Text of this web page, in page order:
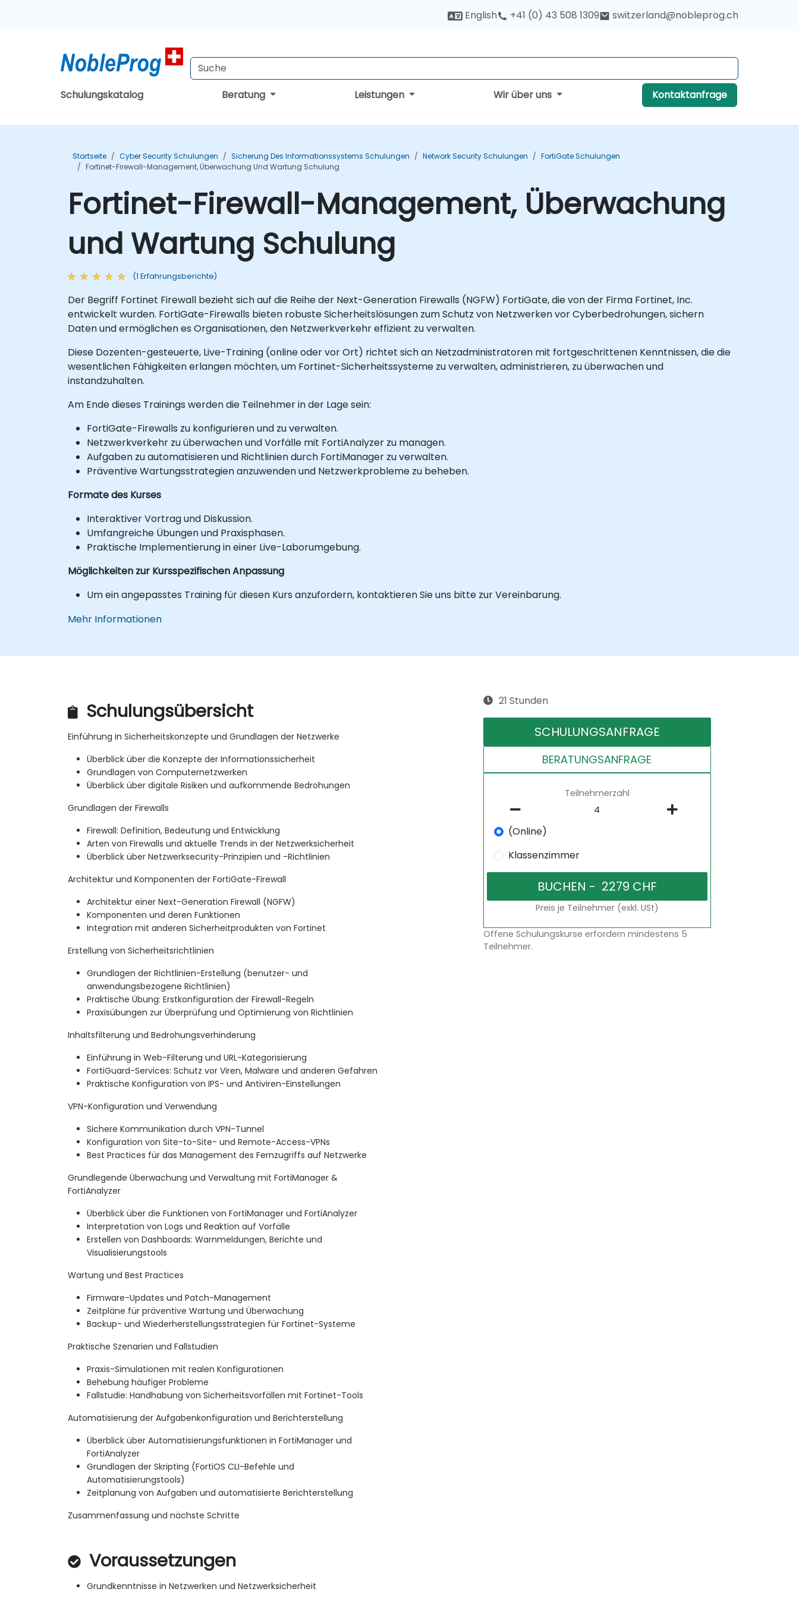
English +41 (0) 43 508 1309 switzerland@nobleprog.ch
Schulungskatalog Beratung Leistungen Wir über uns Kontaktanfrage
Startseite Cyber Security Schulungen Sicherung Des Informationssystems Schulungen Network Security Schulungen
FortiGate Schulungen
Fortinet-Firewall-Management, Überwachung Und Wartung Schulung
Fortinet-Firewall-Management, Überwachung
und Wartung Schulung
(1 Erfahrungsberichte)
Der Begriff Fortinet Firewall bezieht sich auf die Reihe der Next-Generation Firewalls (NGFW) FortiGate, die von der Firma Fortinet, Inc.
entwickelt wurden. FortiGate-Firewalls bieten robuste Sicherheitslösungen zum Schutz von Netzwerken vor Cyberbedrohungen, sichern
Daten und ermöglichen es Organisationen, den Netzwerkverkehr effizient zu verwalten.
Diese Dozenten-gesteuerte, Live-Training (online oder vor Ort) richtet sich an Netzadministratoren mit fortgeschrittenen Kenntnissen, die die
wesentlichen Fähigkeiten erlangen möchten, um Fortinet-Sicherheitssysteme zu verwalten, administrieren, zu überwachen und
instandzuhalten.
Am Ende dieses Trainings werden die Teilnehmer in der Lage sein:
FortiGate-Firewalls zu konfigurieren und zu verwalten.
Netzwerkverkehr zu überwachen und Vorfälle mit FortiAnalyzer zu managen.
Aufgaben zu automatisieren und Richtlinien durch FortiManager zu verwalten.
Präventive Wartungsstrategien anzuwenden und Netzwerkprobleme zu beheben.
Formate des Kurses
Interaktiver Vortrag und Diskussion.
Umfangreiche Übungen und Praxisphasen.
Praktische Implementierung in einer Live-Laborumgebung.
Möglichkeiten zur Kursspezifischen Anpassung
Um ein angepasstes Training für diesen Kurs anzufordern, kontaktieren Sie uns bitte zur Vereinbarung.
Mehr Informationen
Schulungsübersicht
Einführung in Sicherheitskonzepte und Grundlagen der Netzwerke
Überblick über die Konzepte der Informationssicherheit
Grundlagen von Computernetzwerken
Überblick über digitale Risiken und aufkommende Bedrohungen
Grundlagen der Firewalls
Firewall: Definition, Bedeutung und Entwicklung
Arten von Firewalls und aktuelle Trends in der Netzwerksicherheit
Überblick über Netzwerksecurity-Prinzipien und -Richtlinien
Architektur und Komponenten der FortiGate-Firewall
Architektur einer Next-Generation Firewall (NGFW)
Komponenten und deren Funktionen
Integration mit anderen Sicherheitprodukten von Fortinet
Erstellung von Sicherheitsrichtlinien
Grundlagen der Richtlinien-Erstellung (benutzer- und
anwendungsbezogene Richtlinien)
Praktische Übung: Erstkonfiguration der Firewall-Regeln
Praxisübungen zur Überprüfung und Optimierung von Richtlinien
Inhaltsfilterung und Bedrohungsverhinderung
Einführung in Web-Filterung und URL-Kategorisierung
FortiGuard-Services: Schutz vor Viren, Malware und anderen Gefahren
Praktische Konfiguration von IPS- und Antiviren-Einstellungen
VPN-Konfiguration und Verwendung
Sichere Kommunikation durch VPN-Tunnel
Konfiguration von Site-to-Site- und Remote-Access-VPNs
Best Practices für das Management des Fernzugriffs auf Netzwerke
Grundlegende Überwachung und Verwaltung mit FortiManager &
FortiAnalyzer
Überblick über die Funktionen von FortiManager und FortiAnalyzer
Interpretation von Logs und Reaktion auf Vorfälle
Erstellen von Dashboards: Warnmeldungen, Berichte und
Visualisierungstools
Wartung und Best Practices
Firmware-Updates und Patch-Management
Zeitpläne für präventive Wartung und Überwachung
Backup- und Wiederherstellungsstrategien für Fortinet-Systeme
Praktische Szenarien und Fallstudien
Praxis-Simulationen mit realen Konfigurationen
Behebung häufiger Probleme
Fallstudie: Handhabung von Sicherheitsvorfällen mit Fortinet-Tools
Automatisierung der Aufgabenkonfiguration und Berichterstellung
Überblick über Automatisierungsfunktionen in FortiManager und
FortiAnalyzer
Grundlagen der Skripting (FortiOS CLI-Befehle und
Automatisierungstools)
Zeitplanung von Aufgaben und automatisierte Berichterstellung
Zusammenfassung und nächste Schritte
Voraussetzungen
Grundkenntnisse in Netzwerken und Netzwerksicherheit
21 Stunden
SCHULUNGSANFRAGE
BERATUNGSANFRAGE
Teilnehmerzahl
(Online)
Klassenzimmer
Preis je Teilnehmer (exkl. USt)
Offene Schulungskurse erfordern mindestens 5
Teilnehmer.